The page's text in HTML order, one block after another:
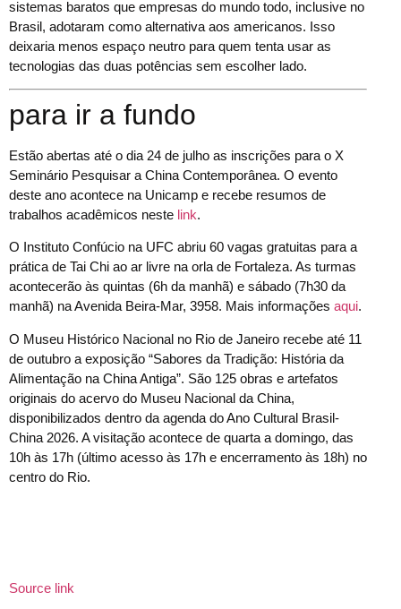
sistemas baratos que empresas do mundo todo, inclusive no
Brasil, adotaram como alternativa aos americanos. Isso
deixaria menos espaço neutro para quem tenta usar as
tecnologias das duas potências sem escolher lado.
para ir a fundo
Estão abertas até o dia 24 de julho as inscrições para o X
Seminário Pesquisar a China Contemporânea. O evento
deste ano acontece na Unicamp e recebe resumos de
trabalhos acadêmicos neste link.
O Instituto Confúcio na UFC abriu 60 vagas gratuitas para a
prática de Tai Chi ao ar livre na orla de Fortaleza. As turmas
acontecerão às quintas (6h da manhã) e sábado (7h30 da
manhã) na Avenida Beira-Mar, 3958. Mais informações aqui.
O Museu Histórico Nacional no Rio de Janeiro recebe até 11
de outubro a exposição “Sabores da Tradição: História da
Alimentação na China Antiga”. São 125 obras e artefatos
originais do acervo do Museu Nacional da China,
disponibilizados dentro da agenda do Ano Cultural Brasil-
China 2026. A visitação acontece de quarta a domingo, das
10h às 17h (último acesso às 17h e encerramento às 18h) no
centro do Rio.
Source link